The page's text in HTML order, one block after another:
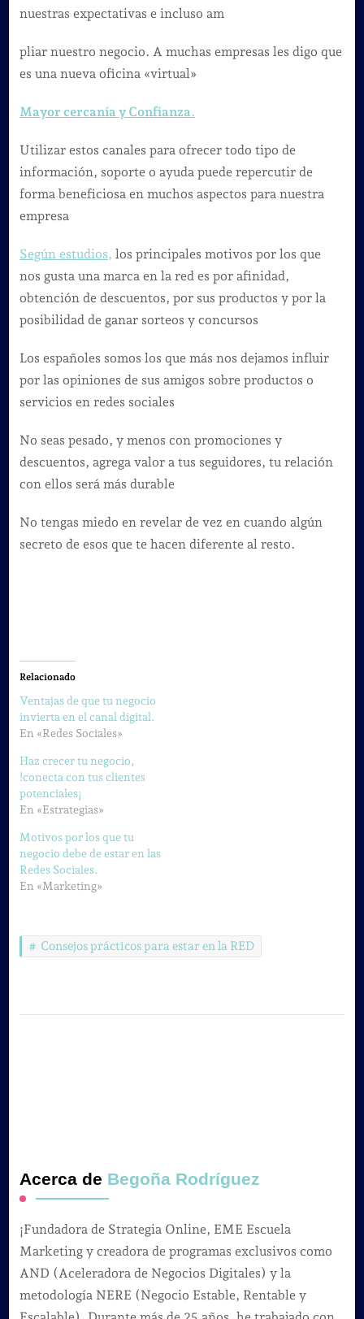
nuestras expectativas e incluso am
pliar nuestro negocio. A muchas empresas les digo que
es una nueva oficina «virtual»
Mayor cercanía y Confianza.
Utilizar estos canales para ofrecer todo tipo de
información, soporte o ayuda puede repercutir de
forma beneficiosa en muchos aspectos para nuestra
empresa
Según estudios, los principales motivos por los que
nos gusta una marca en la red es por afinidad,
obtención de descuentos, por sus productos y por la
posibilidad de ganar sorteos y concursos
Los españoles somos los que más nos dejamos influir
por las opiniones de sus amigos sobre productos o
servicios en redes sociales
No seas pesado, y menos con promociones y
descuentos, agrega valor a tus seguidores, tu relación
con ellos será más durable
No tengas miedo en revelar de vez en cuando algún
secreto de esos que te hacen diferente al resto.
Relacionado
Ventajas de que tu negocio
invierta en el canal digital.
En «Redes Sociales»
Haz crecer tu negocio,
!conecta con tus clientes
potenciales¡
En «Estrategias»
Motivos por los que tu
negocio debe de estar en las
Redes Sociales.
En «Marketing»
Consejos prácticos para estar en la RED
Acerca de Begoña Rodríguez
¡Fundadora de Strategia Online, EME Escuela
Marketing y creadora de programas exclusivos como
AND (Aceleradora de Negocios Digitales) y la
metodología NERE (Negocio Estable, Rentable y